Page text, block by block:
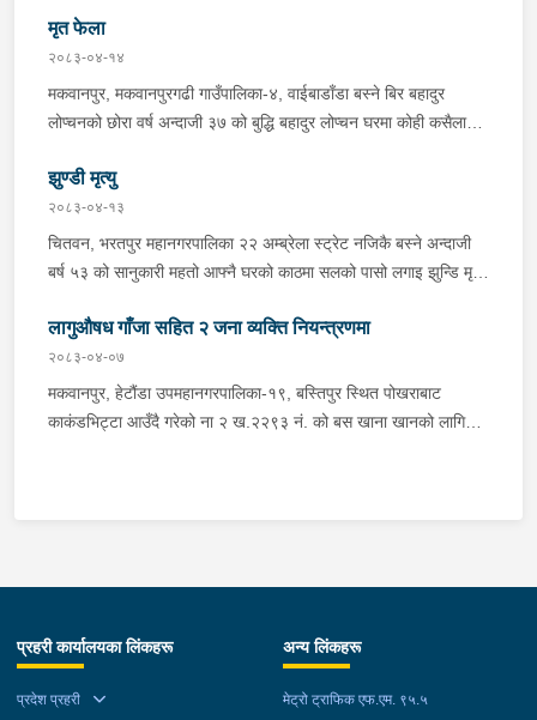
अनुसन्धान कार्य भईरहेको ।
घटनास्थलमा मुचुल्का सहित थप अनुसन्धान कार्य भइरहेको ।
मृत फेला
२०८३-०४-१४
मकवानपुर, मकवानपुरगढी गाउँपालिका-४, वाईबाडाँडा बस्ने बिर बहादुर
लोप्चनको छोरा वर्ष अन्दाजी ३७ को बुद्धि बहादुर लोप्चन घरमा कोही कसैलाई
मिति २०८३।०४।१४ गते सोहि स्थित कुसुमटार खोल्सामा घोप्टो परी मृत
अवस्थामा फेला परेको । यस घटना सम्बन्धमा थप अनुसन्धान कार्य भईरहेको
छ ।
झुण्डी मृत्यु
२०८३-०४-१३
चितवन, भरतपुर महानगरपालिका २२ अम्ब्रेला स्ट्रेट नजिकै बस्ने अन्दाजी
बर्ष ५३ को सानुकारी महतो आफ्नै घरको काठमा सलको पासो लगाइ झुन्डि मृत्यु
सहित थप अनुसन्धान कार्य भइरहेको ।
लागुऔषध गाँजा सहित २ जना व्यक्ति नियन्त्रणमा
२०८३-०४-०७
मकवानपुर, हेटौंडा उपमहानगरपालिका-१९, बस्तिपुर स्थित पोखराबाट
काकंडभिट्टा आउँदै गरेको ना २ ख.२२९३ नं. को बस खाना खानको लागि
लागुऔषध गाँजा २६ किलोग्राम २० ग्राम फेला परेको । लागुऔषध सहित
समिर मोक्तान र सोहि हेटौंडा उपमहानगरपालिका-१९, बस्तिपुर बस्ने वर्ष
भईरहेको छ ।
प्रहरी कार्यालयका लिंकहरू
प्रदेश प्रहरी
अन्य लिंकहरू
मेट्रो ट्राफिक एफ.एम. ९५.५